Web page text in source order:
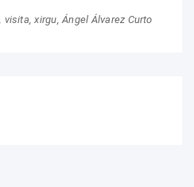
visita xirgu Ángel Álvarez Curto